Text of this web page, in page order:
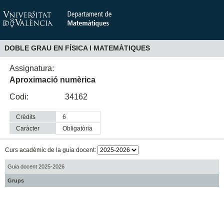
DOBLE GRAU EN FÍSICA I MATEMÀTIQUES
Assignatura:
Aproximació numèrica
Codi:
34162
Crèdits
6
Caràcter
obligatòria
Curs acadèmic de la guia docent:
Guia docent 2025-2026
Grups